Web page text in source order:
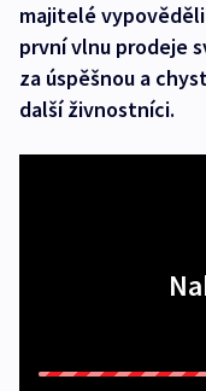
majitelé
první vlnu prodeje
za úspěšnou a
další živnostníci.